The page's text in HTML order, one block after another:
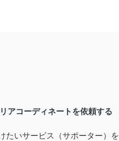
アコーディネートを依頼する
たいサービス（サポーター）を